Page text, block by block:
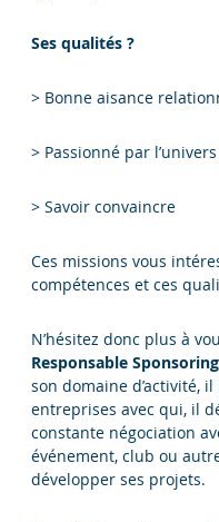
Ses qualités ?
> Bonne aisance
> Passionné par
> Savoir convaincre
Ces missions vous
compétences et ces
N’hésitez donc plus à
Responsable Sponsoring
son domaine d’activité,
entreprises avec qui, il
constante négociation
événement, club ou
développer ses projets.